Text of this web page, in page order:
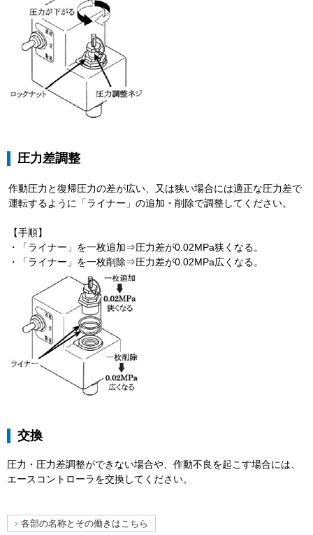
圧力差調整
作動圧力と復帰圧力の差が広い、又は狭い場合には適正な圧力差で
運転するように「ライナー」の追加・削除で調整してください。
【手順】
・「ライナー」を一枚追加⇒圧力差が0.02MPa狭くなる。
・「ライナー」を一枚削除⇒圧力差が0.02MPa広くなる。
交換
圧力・圧力差調整ができない場合や、作動不良を起こす場合には、
エースコントローラを交換してください。
各部の名称とその働きはこちら